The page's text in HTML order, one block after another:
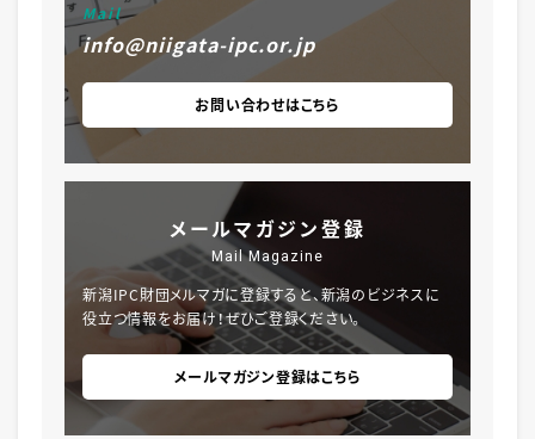
Mail
info@niigata-ipc.or.jp
お問い合わせはこちら
メールマガジン登録
Mail Magazine
新潟IPC財団メルマガに登録すると、新潟のビジネスに
役立つ情報をお届け！ぜひご登録ください。
メールマガジン登録はこちら